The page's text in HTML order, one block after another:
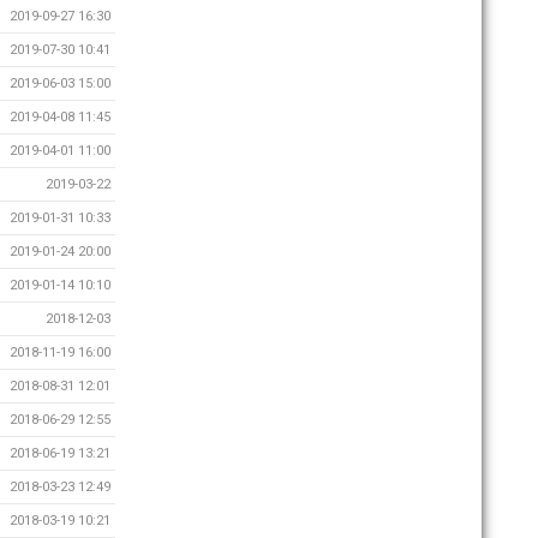
2019-09-27 16:30
2019-07-30 10:41
2019-06-03 15:00
2019-04-08 11:45
2019-04-01 11:00
2019-03-22
2019-01-31 10:33
2019-01-24 20:00
2019-01-14 10:10
2018-12-03
2018-11-19 16:00
2018-08-31 12:01
2018-06-29 12:55
2018-06-19 13:21
2018-03-23 12:49
2018-03-19 10:21